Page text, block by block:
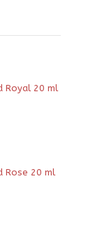
Royal 20 ml
Rose 20 ml